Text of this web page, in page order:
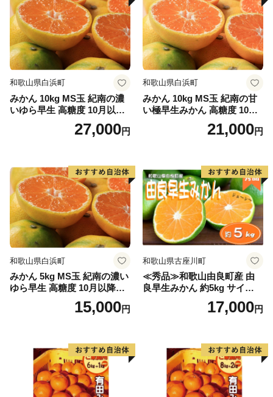
和歌山県白浜町
みかん 10kg MS玉 紀南の濃
いゆら早生 高糖度 10月以降
発送 マルチ被覆栽培27,000円
和歌山県白浜町
みかん 10kg MS玉 紀南の甘
い極早生みかん 高糖度 10月
以降発送 マルチ被覆栽培
21,000円
和歌山県白浜町
みかん 5kg MS玉 紀南の濃い
ゆら早生 高糖度 10月以降発
送 マルチ被覆栽培15,000円
和歌山県古座川町
≪秀品≫和歌山由良町産 由
良早生みかん 約5kg サイズお
まかせ【sml106C】17,000円